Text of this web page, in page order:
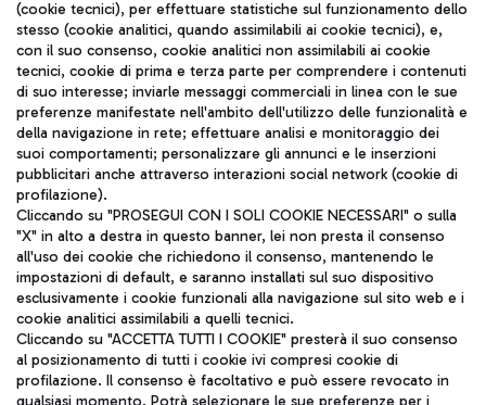
TRAVEL JOURNAL
ITA
Aeroporti di Roma S.p.A. - Società soggetta a direzione e
coordinamento di Mundys S.p.A.
Codice fiscale e Registro delle Imprese di Roma 13032990155 P.
IVA 06572251004
(cookie tecnici), per effettuare statistiche sul funzionamento dello
stesso (cookie analitici, quando assimilabili ai cookie tecnici), e,
con il suo consenso, cookie analitici non assimilabili ai cookie
tecnici, cookie di prima e terza parte per comprendere i contenuti
di suo interesse; inviarle messaggi commerciali in linea con le sue
preferenze manifestate nell'ambito dell'utilizzo delle funzionalità e
della navigazione in rete; effettuare analisi e monitoraggio dei
suoi comportamenti; personalizzare gli annunci e le inserzioni
pubblicitari anche attraverso interazioni social network (cookie di
profilazione).
Cliccando su "PROSEGUI CON I SOLI COOKIE NECESSARI" o sulla
"X" in alto a destra in questo banner, lei non presta il consenso
all'uso dei cookie che richiedono il consenso, mantenendo le
impostazioni di default, e saranno installati sul suo dispositivo
esclusivamente i cookie funzionali alla navigazione sul sito web e i
cookie analitici assimilabili a quelli tecnici.
Cliccando su "ACCETTA TUTTI I COOKIE" presterà il suo consenso
al posizionamento di tutti i cookie ivi compresi cookie di
profilazione. Il consenso è facoltativo e può essere revocato in
qualsiasi momento. Potrà selezionare le sue preferenze per i